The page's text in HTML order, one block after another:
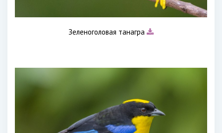
Зеленоголовая танагра